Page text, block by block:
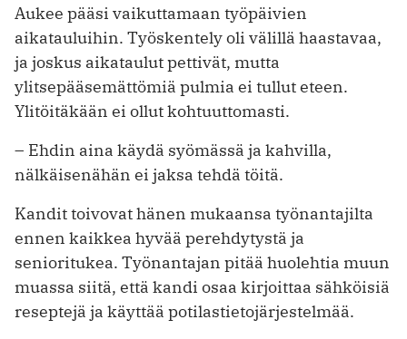
Aukee pääsi vaikuttamaan työpäivien
aikatauluihin. Työskentely oli välillä haastavaa,
ja joskus aikataulut pettivät, mutta
ylitsepääsemättömiä pulmia ei tullut eteen.
Ylitöitäkään ei ollut kohtuuttomasti.
– Ehdin aina käydä syömässä ja kahvilla,
nälkäisenähän ei jaksa tehdä töitä.
Kandit toivovat hänen mukaansa työnantajilta
ennen kaikkea hyvää perehdytystä ja
senioritukea. Työnantajan pitää huolehtia muun
muassa siitä, että kandi osaa kirjoittaa sähköisiä
reseptejä ja käyttää potilastietojärjestelmää.